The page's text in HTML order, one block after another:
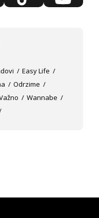
Easy Life
Odrzime
Wannabe